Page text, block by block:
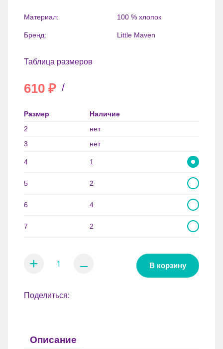
Материал: 100 % хлопок
Бренд: Little Maven
Таблица размеров
610 ₽ /
Размер
Наличие
2
нет
3
нет
4 1
5 2
6 4
7 2
+ ⚊ В корзину
Поделиться:
Описание